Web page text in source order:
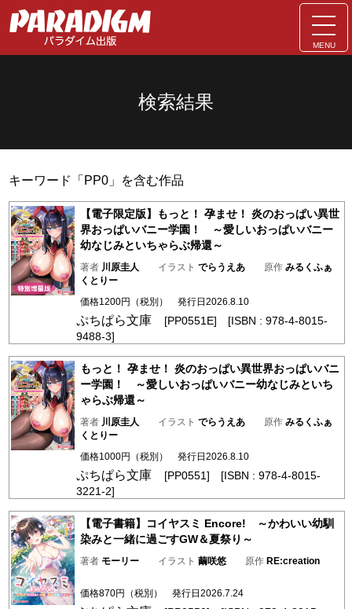
MENU
検索結果
キーワード「PP0」を含む作品
【電子限定版】もっと！ 孕ませ！ 炎のおっぱい異世
界おっぱいバニー学園！ ～愛しいおっぱいバニー
幼なじみといちゃらぶ帰還～
著者 川原圭人 イラスト でらうえあ 原作 みるくふぁ
くとりー
価格1200円（税別） 発行日2026.8.10
ぷちぱら文庫 [PP0551E] [ISBN : 978-4-8015-
9488-3]
もっと！ 孕ませ！ 炎のおっぱい異世界おっぱいバニ
ー学園！ ～愛しいおっぱいバニー幼なじみといち
ゃらぶ帰還～
著者 川原圭人 イラスト でらうえあ 原作 みるくふぁ
くとりー
価格1000円（税別） 発行日2026.8.10
ぷちぱら文庫 [PP0551] [ISBN : 978-4-8015-
3221-2]
【電子書籍】コイヤスミ Encore! ～かわいい幼馴
染みと一緒に過ごすGW＆夏祭り～
著者 モーリー イラスト 繭咲悠 原作 RE:creation
価格870円（税別） 発行日2026.7.24